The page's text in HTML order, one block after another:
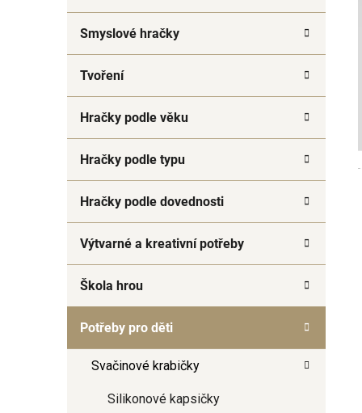
Smyslové hračky
Tvoření
Hračky podle věku
Hračky podle typu
Hračky podle dovednosti
Výtvarné a kreativní potřeby
Škola hrou
Potřeby pro děti
Svačinové krabičky
Silikonové kapsičky